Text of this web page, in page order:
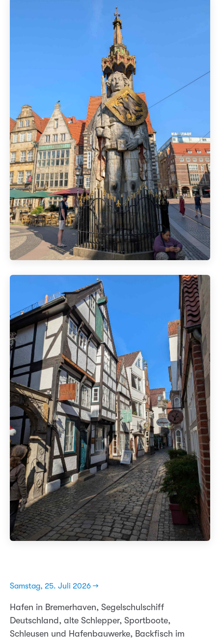
Samstag, 25. Juli 2026 →
Hafen in Bremerhaven, Segelschulschiff
Deutschland, alte Schlepper, Sportboote,
Schleusen und Hafenbauwerke, Backfisch im